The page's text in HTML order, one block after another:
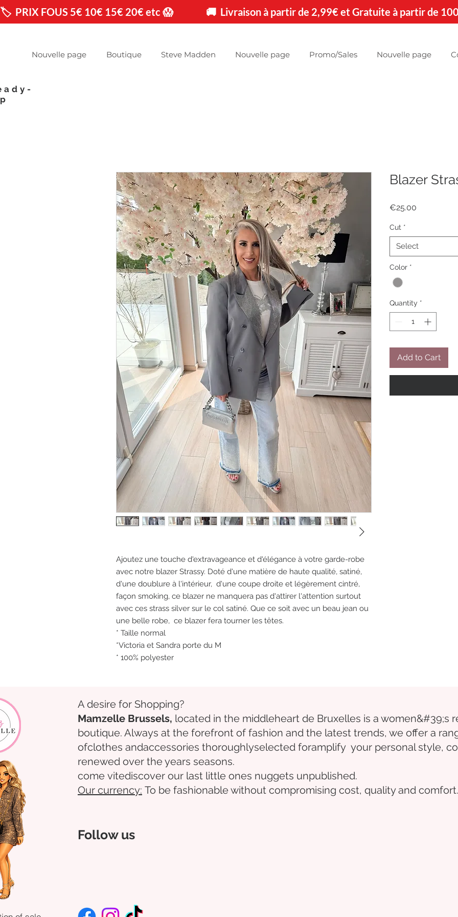
🏷️  PRIX FOUS 5€ 10€ 15€ 20€ etc 😱                🚚  Livraison à partir de 2,99€ et Gratuite à partir de
Nouvelle page Boutique Steve Madden Nouvelle page Promo/Sales Nouvelle page
Ajoutez une touche d'extravageance et d'élégance à votre garde-robe
avec notre blazer Strassy. Doté d'une matière de haute qualité, satiné,
d'une doublure à l'intérieur, d'une coupe droite et légèrement cintré,
façon smoking, ce blazer ne manquera pas d'attirer l'attention surtout
avec ces strass silver sur le col satiné. Que ce soit avec un beau jean ou
une belle robe, ce blazer fera tourner les têtes.
* Taille normal
*Victoria et Sandra porte du M
* 100% polyester
Blazer
€25.00
Cut *
Select
Color *
Quantity *
Add to Cart
A desire for Shopping?
Mamzelle Brussels, located in the middleheart de Bruxelles is a women&#39;s
boutique. Always at the forefront of fashion and the latest trends, we offer a
ofclothes andaccessories thoroughlyselected foramplify your personal style,
renewed over the years seasons.
come vitediscover our last little ones nuggets unpublished.
Our currency: To be fashionable without compromising cost, quality and comfort.
Follow us